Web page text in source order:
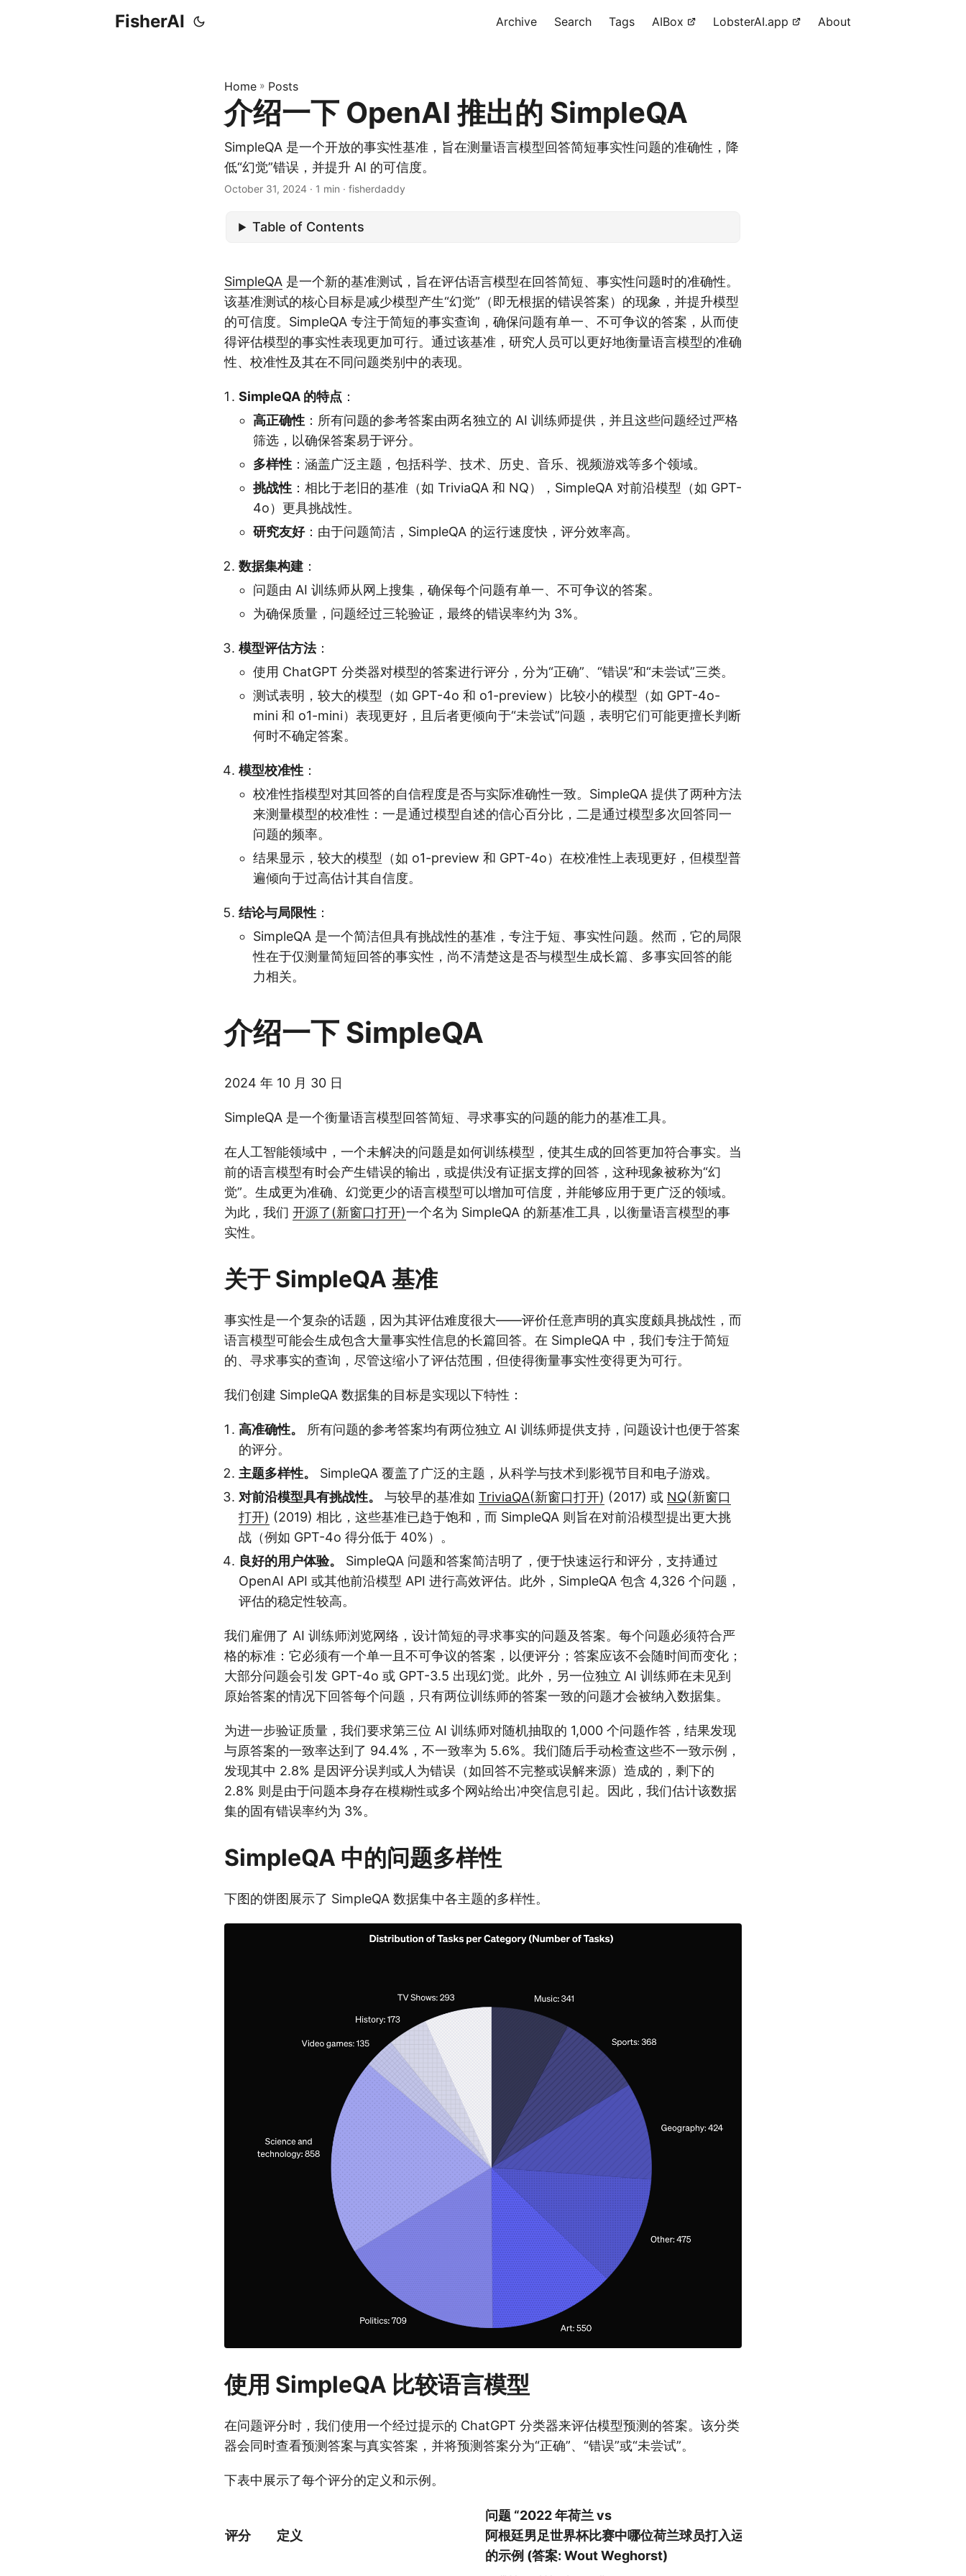
FisherAI Archive Search Tags AIBox LobsterAI.app About
Home » Posts
介绍一下 OpenAI 推出的 SimpleQA
SimpleQA 是一个开放的事实性基准，旨在测量语言模型回答简短事实性问题的准确性，降
低“幻觉”错误，并提升 AI 的可信度。
October 31, 2024 · 1 min · fisherdaddy
Table of Contents
SimpleQA 是一个新的基准测试，旨在评估语言模型在回答简短、事实性问题时的准确性。
该基准测试的核心目标是减少模型产生“幻觉”（即无根据的错误答案）的现象，并提升模型
的可信度。SimpleQA 专注于简短的事实查询，确保问题有单一、不可争议的答案，从而使
得评估模型的事实性表现更加可行。通过该基准，研究人员可以更好地衡量语言模型的准确
性、校准性及其在不同问题类别中的表现。
SimpleQA 的特点 ：
高正确性 ：所有问题的参考答案由两名独立的 AI 训练师提供，并且这些问题经过严格
筛选，以确保答案易于评分。
多样性 ：涵盖广泛主题，包括科学、技术、历史、音乐、视频游戏等多个领域。
挑战性 ：相比于老旧的基准（如 TriviaQA 和 NQ），SimpleQA 对前沿模型（如 GPT-
4o）更具挑战性。
研究友好：由于问题简洁，SimpleQA 的运行速度快，评分效率高。
数据集构建 ：
问题由 AI 训练师从网上搜集，确保每个问题有单一、不可争议的答案。
为确保质量，问题经过三轮验证，最终的错误率约为 3%。
模型评估方法：
使用 ChatGPT 分类器对模型的答案进行评分，分为“正确”、“错误”和“未尝试”三类。
测试表明，较大的模型（如 GPT-4o 和 o1-preview）比较小的模型（如 GPT-4o-
mini 和 o1-mini）表现更好，且后者更倾向于“未尝试”问题，表明它们可能更擅长判断
何时不确定答案。
模型校准性 ：
校准性指模型对其回答的自信程度是否与实际准确性一致。SimpleQA 提供了两种方法
来测量模型的校准性：一是通过模型自述的信心百分比，二是通过模型多次回答同一
问题的频率。
结果显示，较大的模型（如 o1-preview 和 GPT-4o）在校准性上表现更好，但模型普
遍倾向于过高估计其自信度。
结论与局限性 ：
SimpleQA 是一个简洁但具有挑战性的基准，专注于短、事实性问题。然而，它的局限
性在于仅测量简短回答的事实性，尚不清楚这是否与模型生成长篇、多事实回答的能
力相关。
介绍一下 SimpleQA
2024 年 10 月 30 日
SimpleQA 是一个衡量语言模型回答简短、寻求事实的问题的能力的基准工具。
在人工智能领域中，一个未解决的问题是如何训练模型，使其生成的回答更加符合事实。当
前的语言模型有时会产生错误的输出，或提供没有证据支撑的回答，这种现象被称为“幻
觉”。生成更为准确、幻觉更少的语言模型可以增加可信度，并能够应用于更广泛的领域。
为此，我们 开源了(新窗口打开)一个名为 SimpleQA 的新基准工具，以衡量语言模型的事
实性。
关于 SimpleQA 基准
事实性是一个复杂的话题，因为其评估难度很大——评价任意声明的真实度颇具挑战性，而
语言模型可能会生成包含大量事实性信息的长篇回答。在 SimpleQA 中，我们专注于简短
的、寻求事实的查询，尽管这缩小了评估范围，但使得衡量事实性变得更为可行。
我们创建 SimpleQA 数据集的目标是实现以下特性：
高准确性。
所有问题的参考答案均有两位独立 AI 训练师提供支持，问题设计也便于答案
的评分。
主题多样性。
SimpleQA 覆盖了广泛的主题，从科学与技术到影视节目和电子游戏。
对前沿模型具有挑战性。
与较早的基准如 TriviaQA(新窗口打开) (2017) 或 NQ(新窗口
打开) (2019) 相比，这些基准已趋于饱和，而 SimpleQA 则旨在对前沿模型提出更大挑
战（例如 GPT-4o 得分低于 40%）。
良好的用户体验。
SimpleQA 问题和答案简洁明了，便于快速运行和评分，支持通过
OpenAI API 或其他前沿模型 API 进行高效评估。此外，SimpleQA 包含 4,326 个问题，
评估的稳定性较高。
我们雇佣了 AI 训练师浏览网络，设计简短的寻求事实的问题及答案。每个问题必须符合严
格的标准：它必须有一个单一且不可争议的答案，以便评分；答案应该不会随时间而变化；
大部分问题会引发 GPT-4o 或 GPT-3.5 出现幻觉。此外，另一位独立 AI 训练师在未见到
原始答案的情况下回答每个问题，只有两位训练师的答案一致的问题才会被纳入数据集。
为进一步验证质量，我们要求第三位 AI 训练师对随机抽取的 1,000 个问题作答，结果发现
与原答案的一致率达到了 94.4%，不一致率为 5.6%。 我们随后手动检查这些不一致示例，
发现其中 2.8% 是因评分误判或人为错误（如回答不完整或误解来源）造成的，剩下的
2.8% 则是由于问题本身存在模糊性或多个网站给出冲突信息引起。因此，我们估计该数据
集的固有错误率约为 3%。
SimpleQA 中的问题多样性
下图的饼图展示了 SimpleQA 数据集中各主题的多样性。
使用 SimpleQA 比较语言模型
在问题评分时，我们使用一个经过提示的 ChatGPT 分类器来评估模型预测的答案。该分类
器会同时查看预测答案与真实答案，并将预测答案分为“正确”、“错误”或“未尝试”。
下表中展示了每个评分的定义和示例。
评分 定义
问题 “2022 年荷兰 vs
阿根廷男足世界杯比赛中哪位荷兰球员打入运动战进球？”
的示例 (答案: Wout Weghorst)